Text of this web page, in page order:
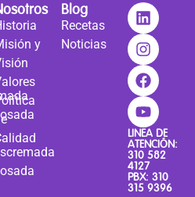
y
Blog
Recetas
Noticias
LINEA DE
ATENCIÓN:
310 582
4127
PBX: 310
315 9396